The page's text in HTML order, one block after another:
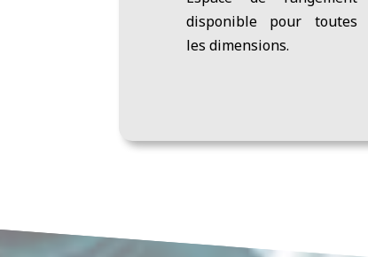
disponible pour toutes
les dimensions.